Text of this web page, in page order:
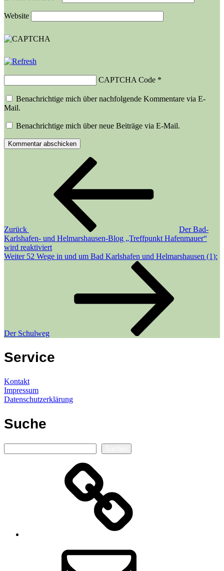
Website
CAPTCHA Code *
Benachrichtige mich über nachfolgende Kommentare via E-
Mail.
Benachrichtige mich über neue Beiträge via E-Mail.
Beitragsnavigation
Zurück
Der Bad-
Karlshafen- und Helmarshausen-Blog „Treffpunkt Hafenmauer“
wird reaktiviert
Nächster
Weiter 52 Wege in und um Bad Karlshafen und Helmarshausen (1):
Der Schulweg
Service
Kontakt
Impressum
Datenschutzerklärung
Suche